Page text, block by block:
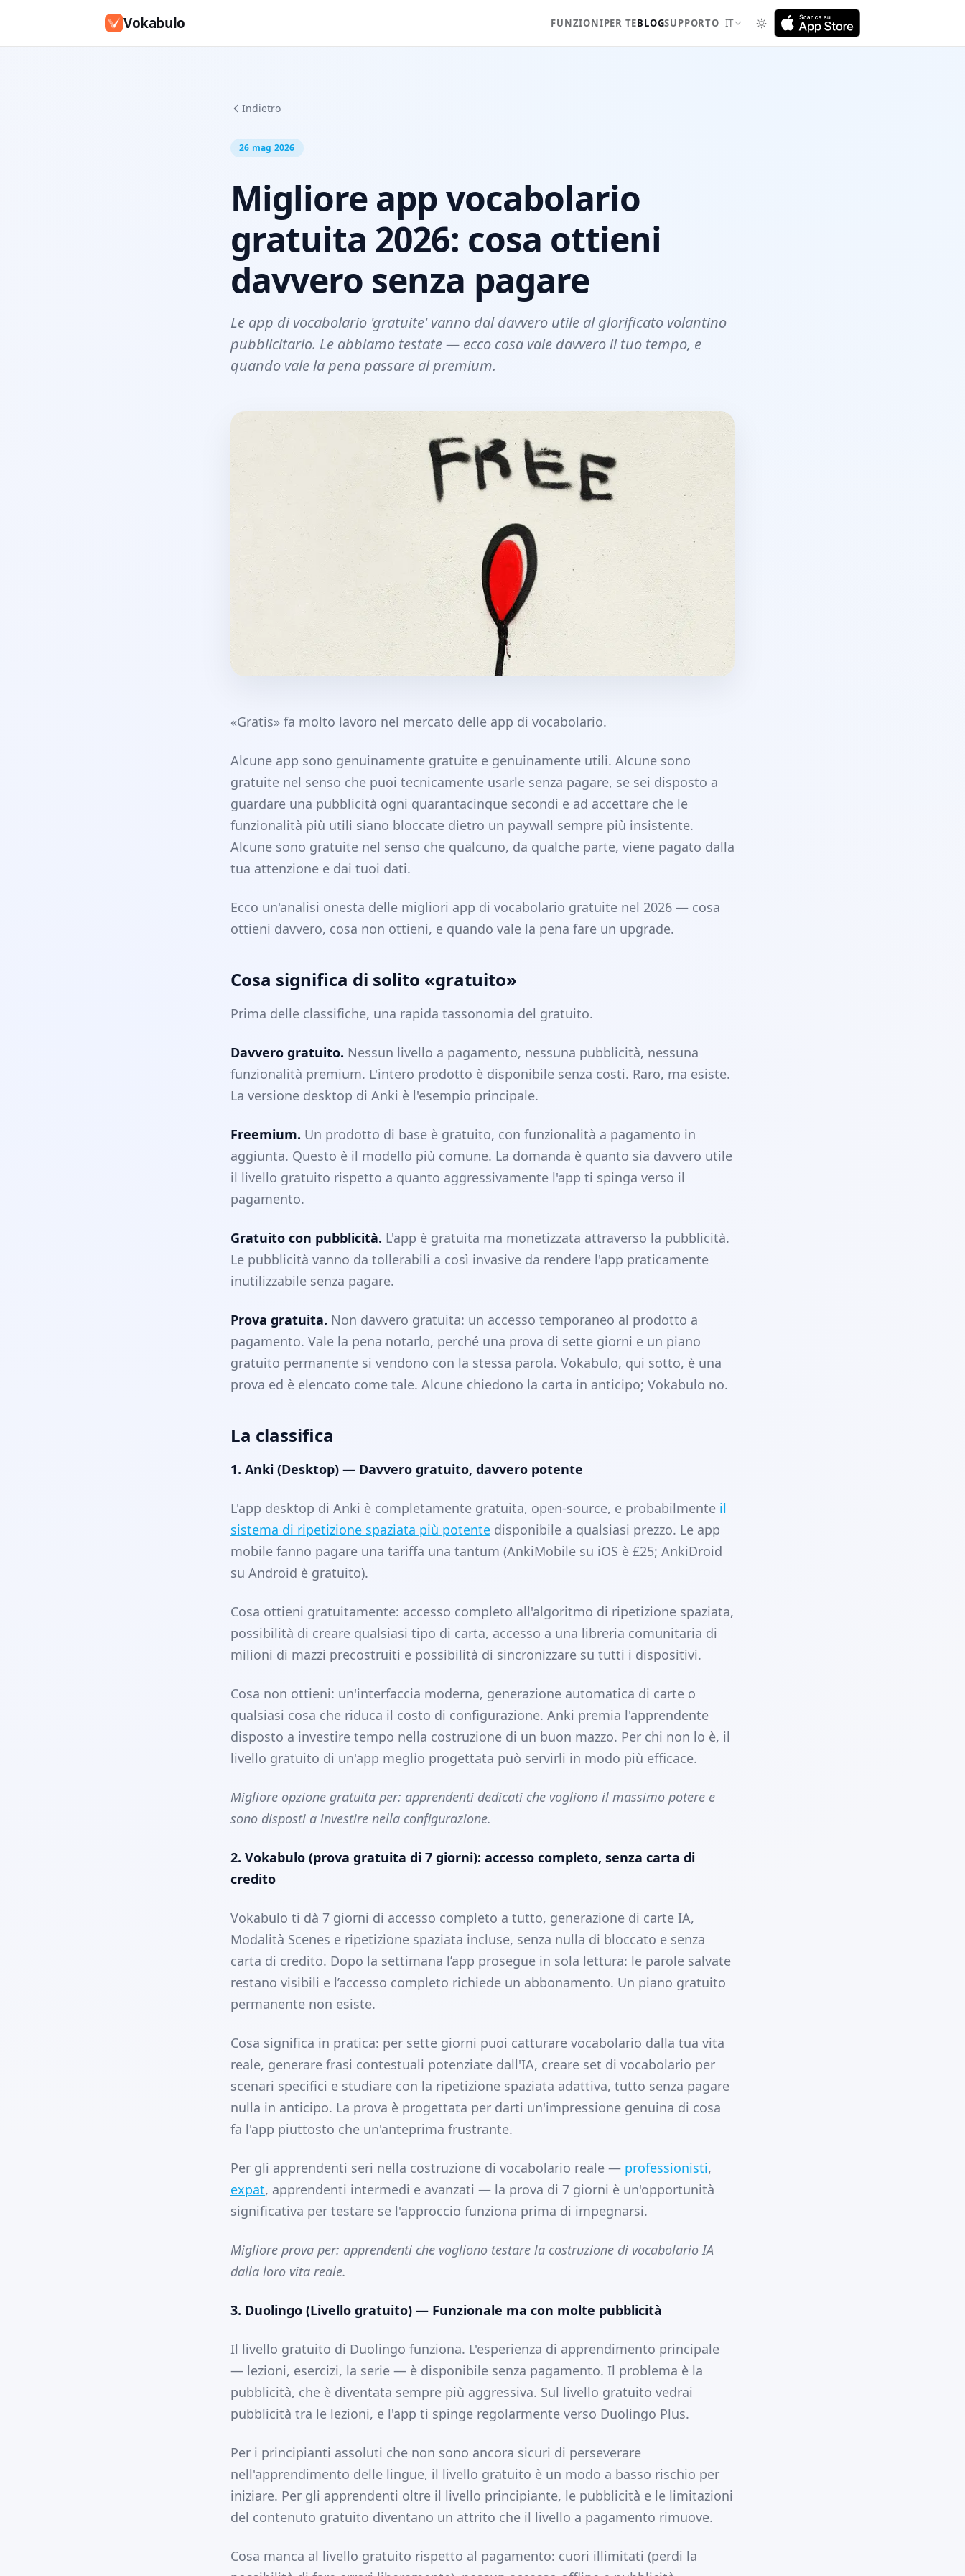
Vokabulo FUNZIONIPER TEBLOGSUPPORTO IT
Indietro
26 mag 2026
Migliore app vocabolario
gratuita 2026: cosa ottieni
davvero senza pagare
Le app di vocabolario 'gratuite' vanno dal davvero utile al glorificato volantino
pubblicitario. Le abbiamo testate — ecco cosa vale davvero il tuo tempo, e
quando vale la pena passare al premium.
«Gratis» fa molto lavoro nel mercato delle app di vocabolario.
Alcune app sono genuinamente gratuite e genuinamente utili. Alcune sono
gratuite nel senso che puoi tecnicamente usarle senza pagare, se sei disposto a
guardare una pubblicità ogni quarantacinque secondi e ad accettare che le
funzionalità più utili siano bloccate dietro un paywall sempre più insistente.
Alcune sono gratuite nel senso che qualcuno, da qualche parte, viene pagato dalla
tua attenzione e dai tuoi dati.
Ecco un'analisi onesta delle migliori app di vocabolario gratuite nel 2026 — cosa
ottieni davvero, cosa non ottieni, e quando vale la pena fare un upgrade.
Cosa significa di solito «gratuito»
Prima delle classifiche, una rapida tassonomia del gratuito.
Davvero gratuito. Nessun livello a pagamento, nessuna pubblicità, nessuna
funzionalità premium. L'intero prodotto è disponibile senza costi. Raro, ma esiste.
La versione desktop di Anki è l'esempio principale.
Freemium. Un prodotto di base è gratuito, con funzionalità a pagamento in
aggiunta. Questo è il modello più comune. La domanda è quanto sia davvero utile
il livello gratuito rispetto a quanto aggressivamente l'app ti spinga verso il
pagamento.
Gratuito con pubblicità. L'app è gratuita ma monetizzata attraverso la pubblicità.
Le pubblicità vanno da tollerabili a così invasive da rendere l'app praticamente
inutilizzabile senza pagare.
Prova gratuita. Non davvero gratuita: un accesso temporaneo al prodotto a
pagamento. Vale la pena notarlo, perché una prova di sette giorni e un piano
gratuito permanente si vendono con la stessa parola. Vokabulo, qui sotto, è una
prova ed è elencato come tale. Alcune chiedono la carta in anticipo; Vokabulo no.
La classifica
1. Anki (Desktop) — Davvero gratuito, davvero potente
L'app desktop di Anki è completamente gratuita, open-source, e probabilmente il
sistema di ripetizione spaziata più potente disponibile a qualsiasi prezzo. Le app
mobile fanno pagare una tariffa una tantum (AnkiMobile su iOS è £25; AnkiDroid
su Android è gratuito).
Cosa ottieni gratuitamente: accesso completo all'algoritmo di ripetizione spaziata,
possibilità di creare qualsiasi tipo di carta, accesso a una libreria comunitaria di
milioni di mazzi precostruiti e possibilità di sincronizzare su tutti i dispositivi.
Cosa non ottieni: un'interfaccia moderna, generazione automatica di carte o
qualsiasi cosa che riduca il costo di configurazione. Anki premia l'apprendente
disposto a investire tempo nella costruzione di un buon mazzo. Per chi non lo è, il
livello gratuito di un'app meglio progettata può servirli in modo più efficace.
Migliore opzione gratuita per: apprendenti dedicati che vogliono il massimo potere e
sono disposti a investire nella configurazione.
2. Vokabulo (prova gratuita di 7 giorni): accesso completo, senza carta di
credito
Vokabulo ti dà 7 giorni di accesso completo a tutto, generazione di carte IA,
Modalità Scenes e ripetizione spaziata incluse, senza nulla di bloccato e senza
carta di credito. Dopo la settimana l’app prosegue in sola lettura: le parole salvate
restano visibili e l’accesso completo richiede un abbonamento. Un piano gratuito
permanente non esiste.
Cosa significa in pratica: per sette giorni puoi catturare vocabolario dalla tua vita
reale, generare frasi contestuali potenziate dall'IA, creare set di vocabolario per
scenari specifici e studiare con la ripetizione spaziata adattiva, tutto senza pagare
nulla in anticipo. La prova è progettata per darti un'impressione genuina di cosa
fa l'app piuttosto che un'anteprima frustrante.
Per gli apprendenti seri nella costruzione di vocabolario reale — professionisti,
expat, apprendenti intermedi e avanzati — la prova di 7 giorni è un'opportunità
significativa per testare se l'approccio funziona prima di impegnarsi.
Migliore prova per: apprendenti che vogliono testare la costruzione di vocabolario IA
dalla loro vita reale.
3. Duolingo (Livello gratuito) — Funzionale ma con molte pubblicità
Il livello gratuito di Duolingo funziona. L'esperienza di apprendimento principale
— lezioni, esercizi, la serie — è disponibile senza pagamento. Il problema è la
pubblicità, che è diventata sempre più aggressiva. Sul livello gratuito vedrai
pubblicità tra le lezioni, e l'app ti spinge regolarmente verso Duolingo Plus.
Per i principianti assoluti che non sono ancora sicuri di perseverare
nell'apprendimento delle lingue, il livello gratuito è un modo a basso rischio per
iniziare. Per gli apprendenti oltre il livello principiante, le pubblicità e le limitazioni
del contenuto gratuito diventano un attrito che il livello a pagamento rimuove.
Cosa manca al livello gratuito rispetto al pagamento: cuori illimitati (perdi la